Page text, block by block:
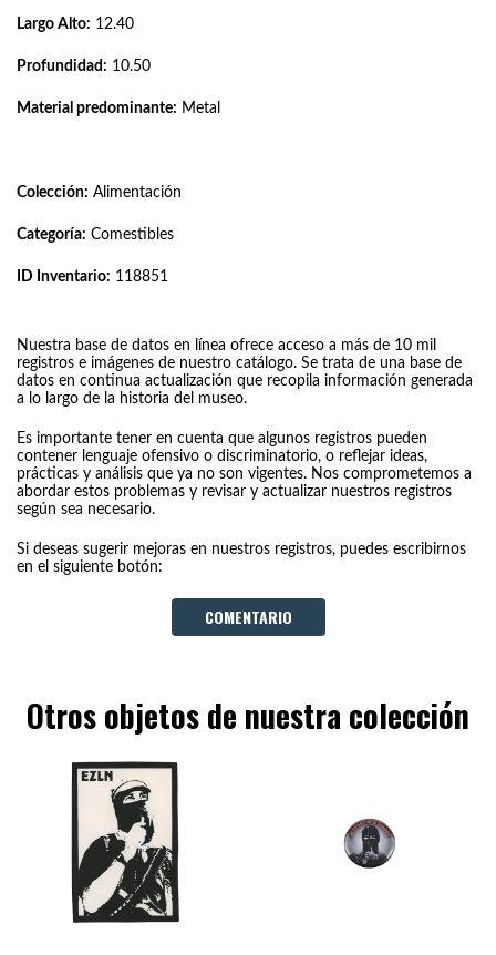
Largo Alto: 12.40
Profundidad: 10.50
Material predominante: Metal
Colección: Alimentación
Categoría: Comestibles
ID Inventario: 118851
Nuestra base de datos en línea ofrece acceso a más de 10 mil
registros e imágenes de nuestro catálogo. Se trata de una base de
datos en continua actualización que recopila información generada
a lo largo de la historia del museo.
Es importante tener en cuenta que algunos registros pueden
contener lenguaje ofensivo o discriminatorio, o reflejar ideas,
prácticas y análisis que ya no son vigentes. Nos comprometemos a
abordar estos problemas y revisar y actualizar nuestros registros
según sea necesario.
Si deseas sugerir mejoras en nuestros registros, puedes escribirnos
en el siguiente botón:
COMENTARIO
Otros objetos de nuestra colección